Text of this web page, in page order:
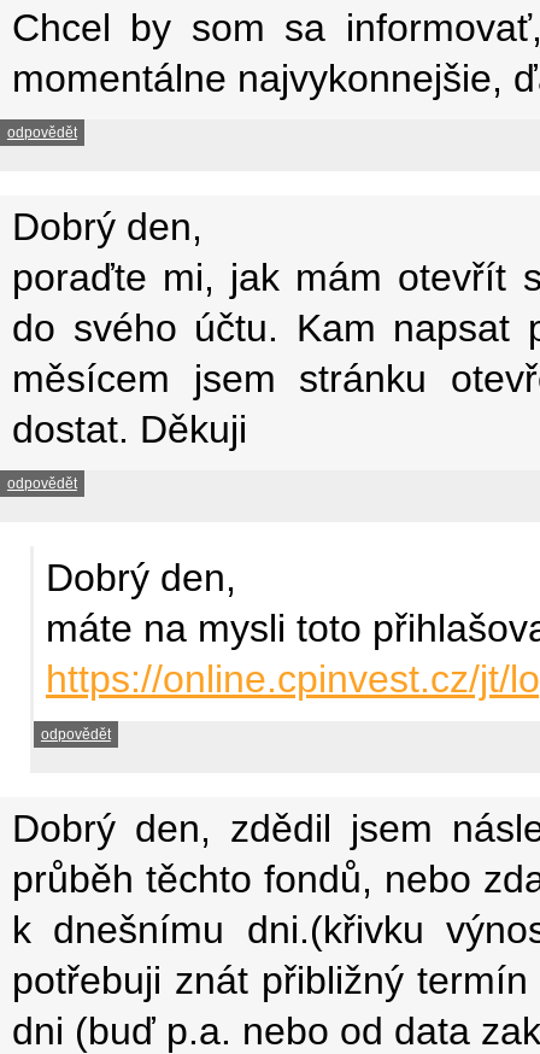
Chcel by som sa
momentálne najvykonnejšie,
odpovědět
Dobrý den,
poraďte mi, jak mám otevřít
do svého účtu. Kam napsat
měsícem jsem stránku
dostat. Děkuji
odpovědět
Dobrý den,
máte na mysli toto
https://online.cpinvest.cz/jt/
odpovědět
Dobrý den, zdědil jsem
průběh těchto fondů, nebo
k dnešnímu dni.(křivku
potřebuji znát přibližný
dni (buď p.a. nebo od data